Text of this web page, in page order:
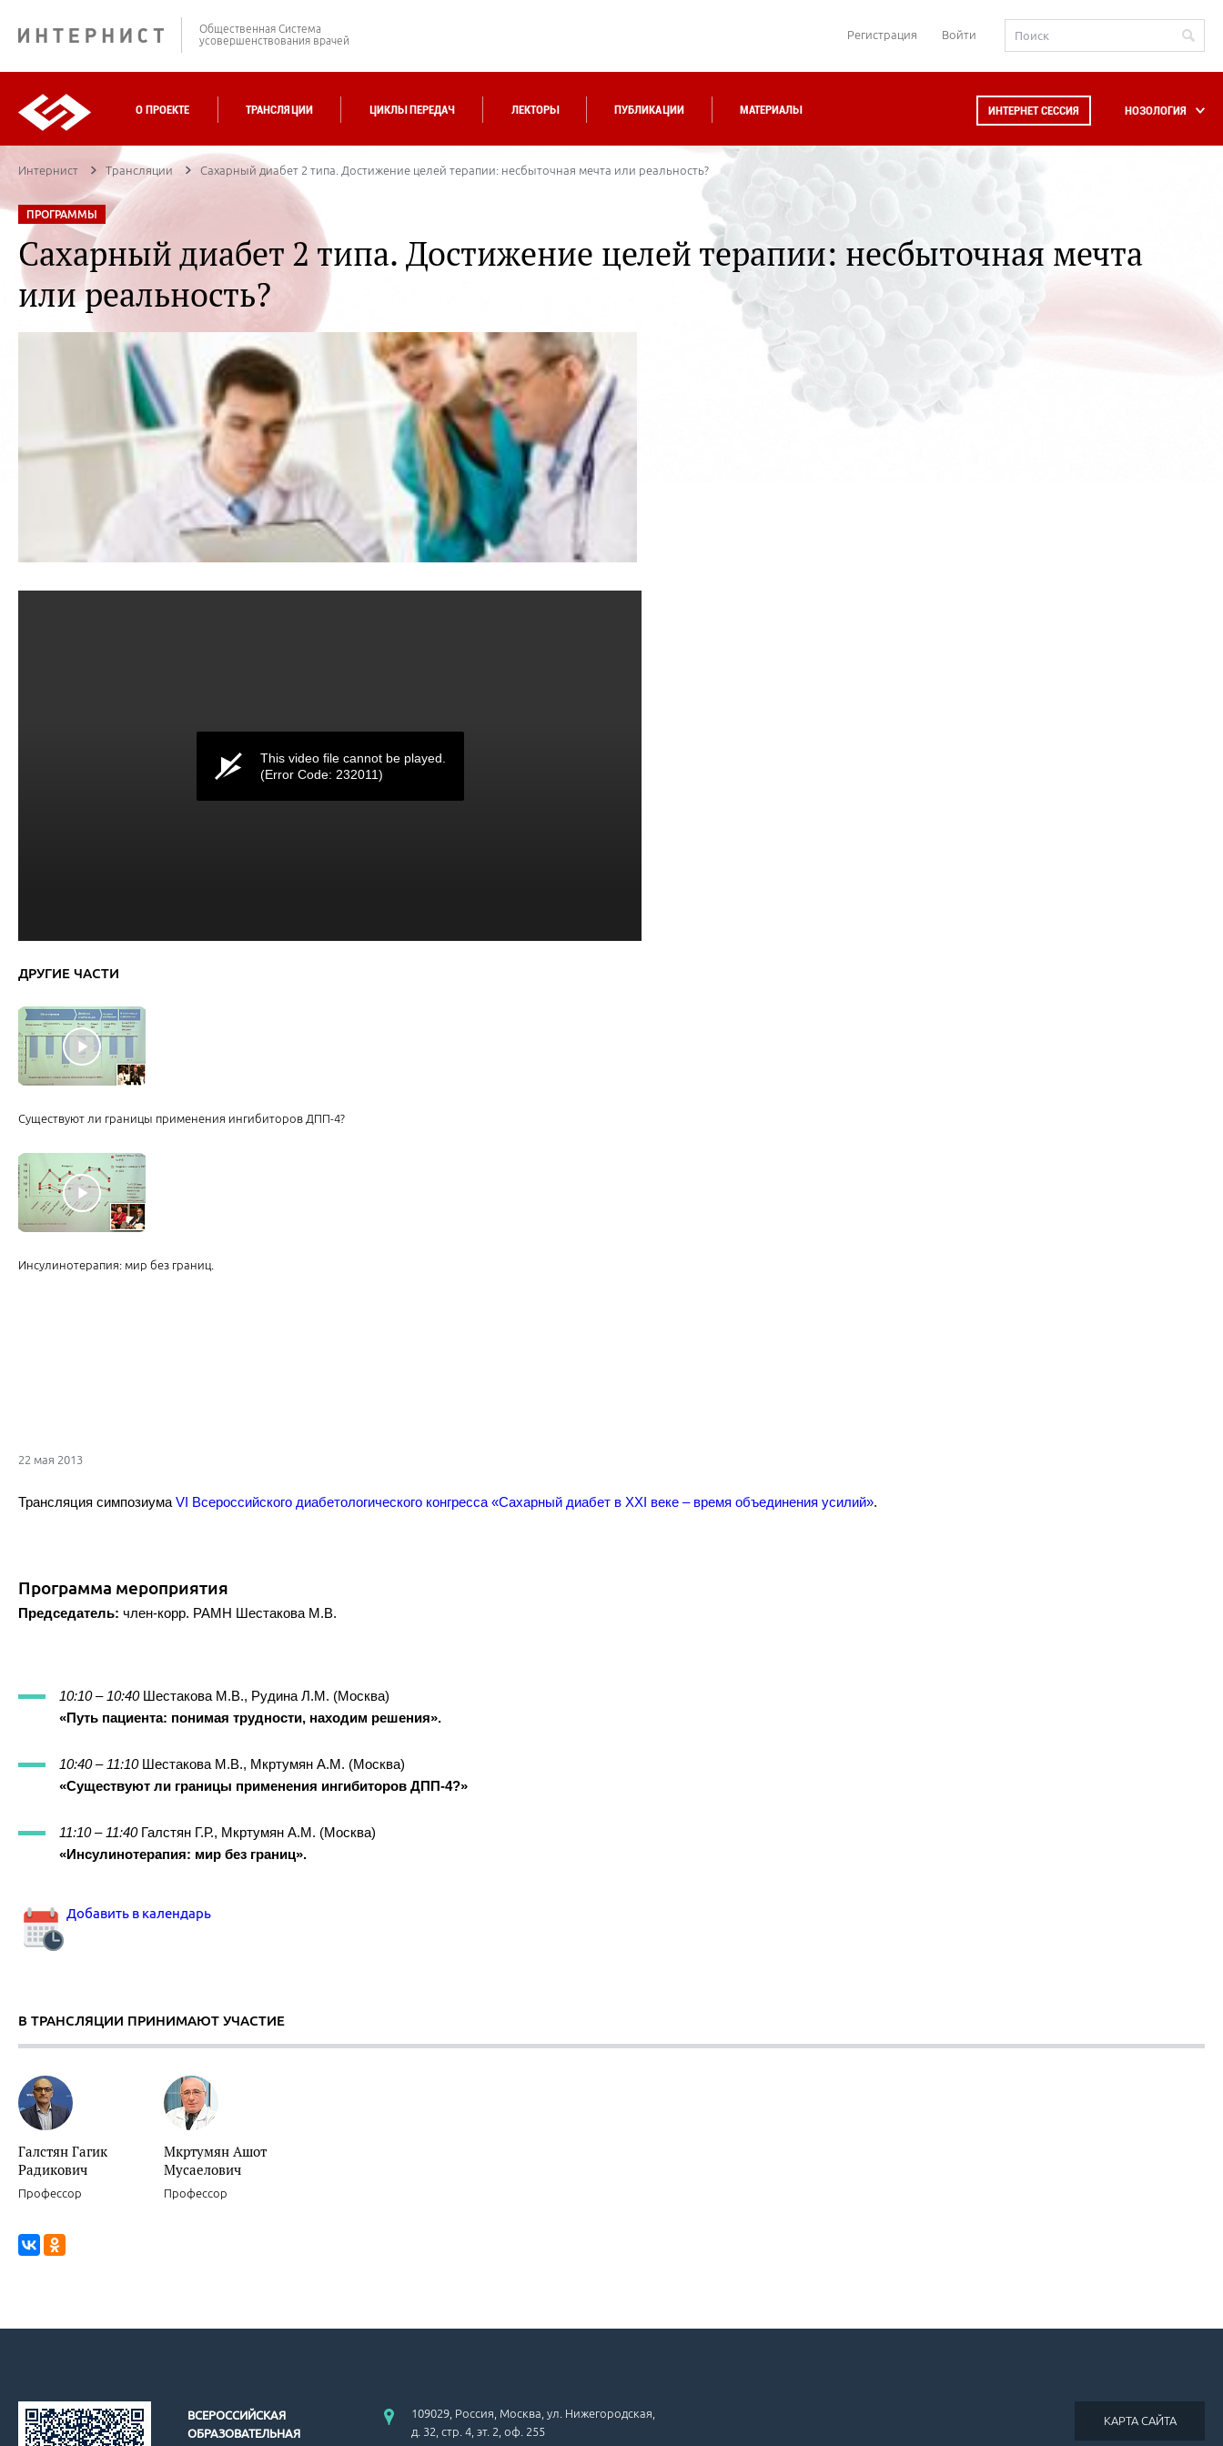
Общественная Система
усовершенствования врачей
Регистрация Войти
О ПРОЕКТЕ ТРАНСЛЯЦИИ ЦИКЛЫ ПЕРЕДАЧ ЛЕКТОРЫ ПУБЛИКАЦИИ МАТЕРИАЛЫ ИНТЕРНЕТ СЕССИЯ НОЗОЛОГИЯ
Интернист Трансляции Сахарный диабет 2 типа. Достижение целей терапии: несбыточная мечта или реальность?
ПРОГРАММЫ
Сахарный диабет 2 типа. Достижение целей терапии: несбыточная мечта
или реальность?
This video file cannot be played.
(Error Code: 232011)
ДРУГИЕ ЧАСТИ
Существуют ли границы применения ингибиторов ДПП-4?
Инсулинотерапия: мир без границ.
22 мая 2013
Трансляция симпозиума VI Всероссийского диабетологического конгресса «Сахарный диабет в XXI веке – время объединения усилий».
Программа мероприятия
Председатель: член-корр. РАМН Шестакова М.В.
10:10 – 10:40Шестакова М.В., Рудина Л.М. (Москва)
«Путь пациента: понимая трудности, находим решения».
10:40 – 11:10 Шестакова М.В., Мкртумян А.М. (Москва)
«Существуют ли границы применения ингибиторов ДПП-4?»
11:10 – 11:40 Галстян Г.Р., Мкртумян А.М. (Москва)
«Инсулинотерапия: мир без границ».
Добавить в календарь
В ТРАНСЛЯЦИИ ПРИНИМАЮТ УЧАСТИЕ
Галстян Гагик
Радикович
Профессор
Мкртумян Ашот
Мусаелович
Профессор
ВСЕРОССИЙСКАЯ
ОБРАЗОВАТЕЛЬНАЯ
109029, Россия, Москва, ул. Нижегородская,
д. 32, стр. 4, эт. 2, оф. 255
КАРТА САЙТА